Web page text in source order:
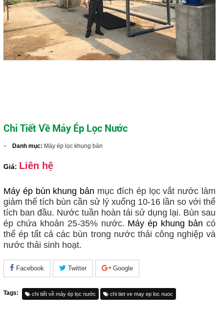
Chi Tiết Về Máy Ép Lọc Nước
Danh mục: Máy ép lọc khung bản
Giá: Liên hệ
Máy ép bùn khung bản mục đích ép lọc vắt nước làm
giảm thể tích bùn cần sử lý xuống 10-16 lần so với thể
tích ban đầu. Nước tuần hoàn tái sử dụng lại. Bùn sau
ép chứa khoản 25-35% nước. Máy ép khung bản có
thể ép tất cả các bùn trong nước thải công nghiệp và
nước thải sinh hoạt.
Facebook Twitter Google
Tags: chi tiết về máy ép lọc nước chi tiet ve may ep loc nuoc